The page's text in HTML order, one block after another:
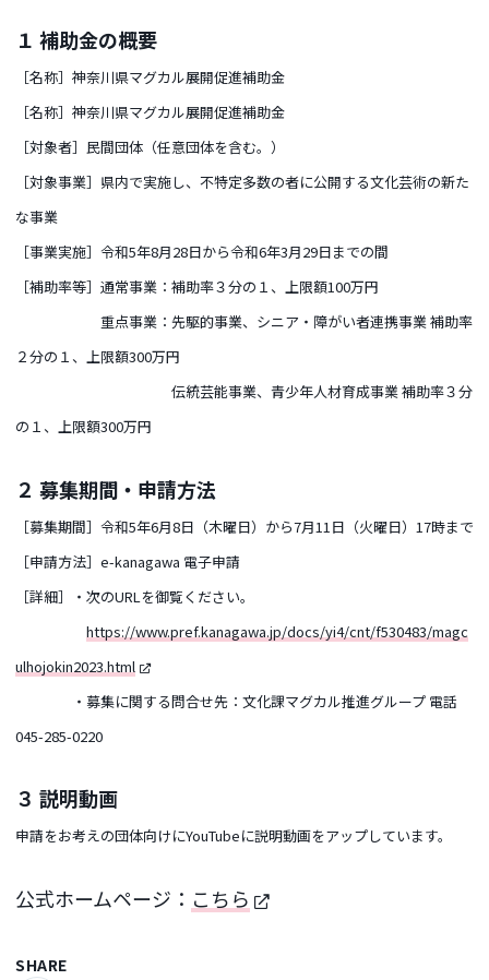
１ 補助金の概要
［名称］神奈川県マグカル展開促進補助金
［名称］神奈川県マグカル展開促進補助金
［対象者］民間団体（任意団体を含む。）
［対象事業］県内で実施し、不特定多数の者に公開する文化芸術の新た
な事業
［事業実施］令和5年8月28日から令和6年3月29日までの間
［補助率等］通常事業：補助率３分の１、上限額100万円
重点事業：先駆的事業、シニア・障がい者連携事業 補助率
２分の１、上限額300万円
伝統芸能事業、青少年人材育成事業 補助率３分
の１、上限額300万円
２ 募集期間・申請方法
［募集期間］令和5年6月8日（木曜日）から7月11日（火曜日）17時まで
［申請方法］e-kanagawa 電子申請
［詳細］・次のURLを御覧ください。
https://www.pref.kanagawa.jp/docs/yi4/cnt/f530483/magc
ulhojokin2023.html
・募集に関する問合せ先：文化課マグカル推進グループ 電話
045-285-0220
３ 説明動画
申請をお考えの団体向けにYouTubeに説明動画をアップしています。
公式ホームページ： こちら
SHARE